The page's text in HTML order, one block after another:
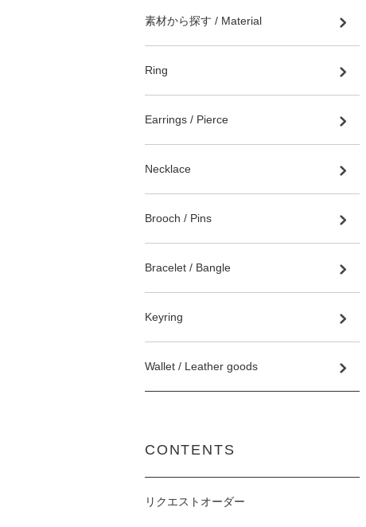
素材から探す / Material
Ring
Earrings / Pierce
Necklace
Brooch / Pins
Bracelet / Bangle
Keyring
Wallet / Leather goods
CONTENTS
リクエストオーダー